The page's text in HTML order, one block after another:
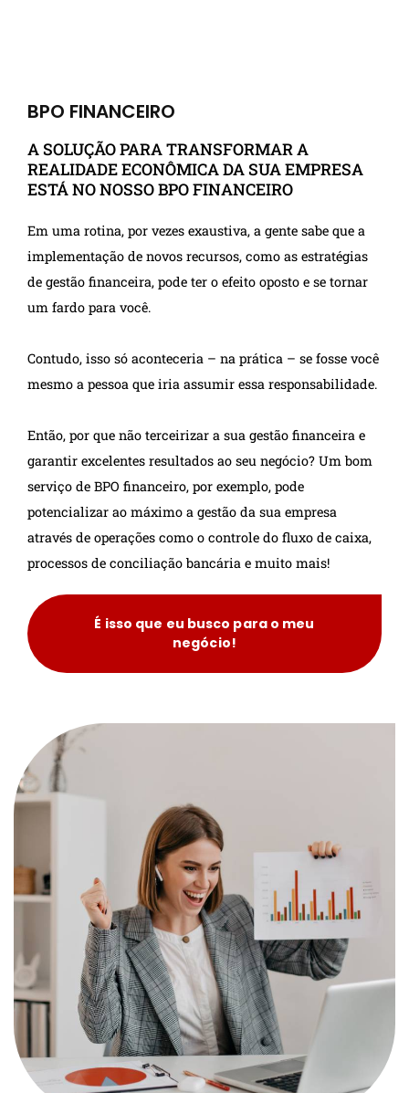
BPO FINANCEIRO
A SOLUÇÃO PARA TRANSFORMAR A
REALIDADE ECONÔMICA DA SUA EMPRESA
ESTÁ NO NOSSO BPO FINANCEIRO
Em uma rotina, por vezes exaustiva, a gente sabe que a
implementação de novos recursos, como as estratégias
de gestão financeira, pode ter o efeito oposto e se tornar
um fardo para você.
Contudo, isso só aconteceria – na prática – se fosse você
mesmo a pessoa que iria assumir essa responsabilidade.
Então, por que não terceirizar a sua gestão financeira e
garantir excelentes resultados ao seu negócio? Um bom
serviço de BPO financeiro, por exemplo, pode
potencializar ao máximo a gestão da sua empresa
através de operações como o controle do fluxo de caixa,
processos de conciliação bancária e muito mais!
É isso que eu busco para o meu
negócio!